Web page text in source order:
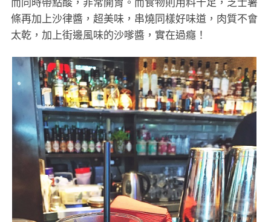
而同時帶點酸，非常開胃。而食物則用料十足，芝士薯
條再加上沙律醬，超美味，串燒同樣好味道，肉質不會
太乾，加上街邊風味的沙嗲醬，實在過癮！